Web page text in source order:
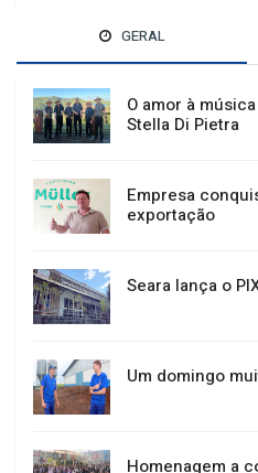
GERAL
O amor à
Stella Di Pietra
Empresa
exportação
Seara lança o
Um domingo
Homenagem a